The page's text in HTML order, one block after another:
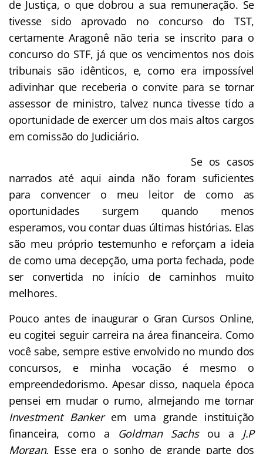
de Justiça, o que dobrou a sua remuneração. Se
tivesse sido aprovado no concurso do TST,
certamente Aragonê não teria se inscrito para o
concurso do STF, já que os vencimentos nos dois
tribunais são idênticos, e, como era impossível
adivinhar que receberia o convite para se tornar
assessor de ministro, talvez nunca tivesse tido a
oportunidade de exercer um dos mais altos cargos
em comissão do Judiciário.
Se os casos
narrados até aqui ainda não foram suficientes
para convencer o meu leitor de como as
oportunidades surgem quando menos
esperamos, vou contar duas últimas histórias. Elas
são meu próprio testemunho e reforçam a ideia
de como uma decepção, uma porta fechada, pode
ser convertida no início de caminhos muito
melhores.
Pouco antes de inaugurar o Gran Cursos Online,
eu cogitei seguir carreira na área financeira. Como
você sabe, sempre estive envolvido no mundo dos
concursos, e minha vocação é mesmo o
empreendedorismo. Apesar disso, naquela época
pensei em mudar o rumo, almejando me tornar
Investment Banker em uma grande instituição
financeira, como a Goldman Sachs ou a J.P
Morgan. Esse era o sonho de grande parte dos